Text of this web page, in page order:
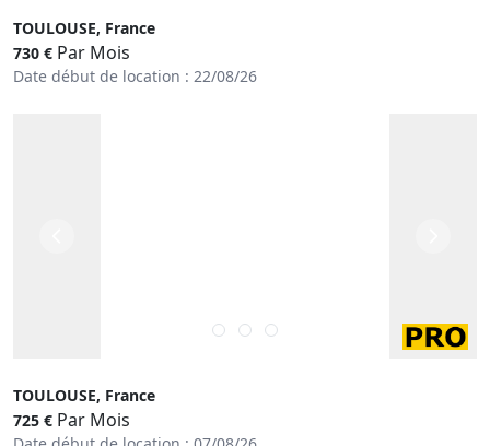
TOULOUSE, France
730 € Par Mois
Date début de location : 22/08/26
TOULOUSE, France
725 € Par Mois